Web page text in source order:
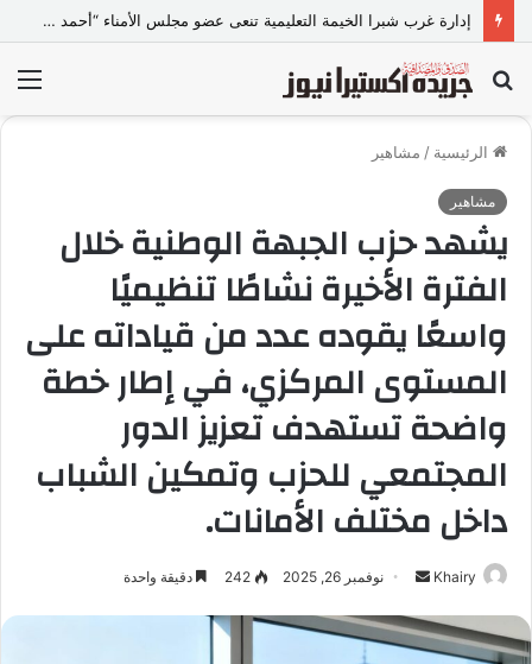
إدارة غرب شبرا الخيمة التعليمية تنعى عضو مجلس الأمناء “أحمد متولي”
بحث
عن
الرئيسية / مشاهير
مشاهير
يشهد حزب الجبهة الوطنية خلال
الفترة الأخيرة نشاطًا تنظيميًا
واسعًا يقوده عدد من قياداته على
المستوى المركزي، في إطار خطة
واضحة تستهدف تعزيز الدور
المجتمعي للحزب وتمكين الشباب
داخل مختلف الأمانات.
Khairy
س
نوفمبر 26, 2025 242 دقيقة واحدة